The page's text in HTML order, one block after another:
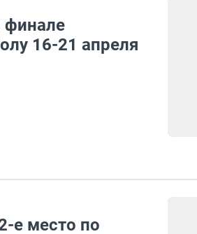
финале
16-21 апреля
е место по